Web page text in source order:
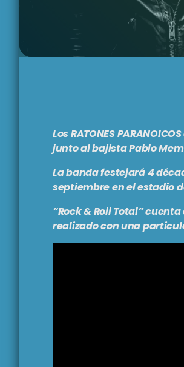
Los RATONES PARANOICOS
junto al bajistaPablo
La banda festejará 4
septiembre en el estadio
“Rock & Roll Total”cuenta
realizado con una